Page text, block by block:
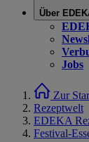
Über
Jobs
Zur
Rezeptwelt
EDEKA
Festival-